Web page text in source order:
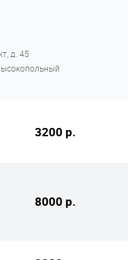
д. 45
3200 р.
8000 р.